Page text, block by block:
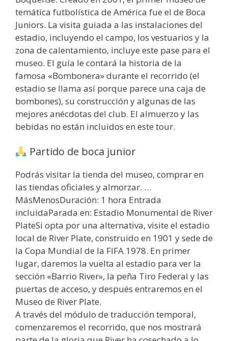
temática futbolística de América fue el de Boca
Juniors. La visita guiada a las instalaciones del
estadio, incluyendo el campo, los vestuarios y la
zona de calentamiento, incluye este pase para el
museo. El guía le contará la historia de la
famosa «Bombonera» durante el recorrido (el
estadio se llama así porque parece una caja de
bombones), su construcción y algunas de las
mejores anécdotas del club. El almuerzo y las
bebidas no están incluidos en este tour.
Partido de boca junior
Podrás visitar la tienda del museo, comprar en
las tiendas oficiales y almorzar. …
MásMenosDuración: 1 hora Entrada
incluidaParada en: Estadio Monumental de River
PlateSi opta por una alternativa, visite el estadio
local de River Plate, construido en 1901 y sede de
la Copa Mundial de la FIFA 1978. En primer
lugar, daremos la vuelta al estadio para ver la
sección «Barrio River», la peña Tiro Federal y las
puertas de acceso, y después entraremos en el
Museo de River Plate.
A través del módulo de traducción temporal,
comenzaremos el recorrido, que nos mostrará